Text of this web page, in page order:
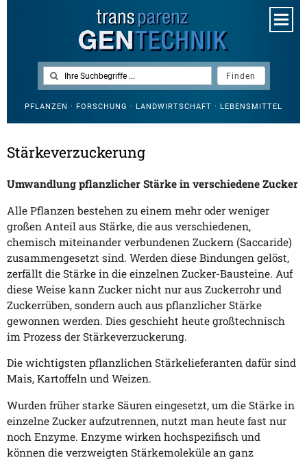
PFLANZEN · FORSCHUNG · LANDWIRTSCHAFT · LEBENSMITTEL
Stärkeverzuckerung
Umwandlung pflanzlicher Stärke in verschiedene Zucker
Alle Pflanzen bestehen zu einem mehr oder weniger
großen Anteil aus Stärke, die aus verschiedenen,
chemisch miteinander verbundenen Zuckern (Saccaride)
zusammengesetzt sind. Werden diese Bindungen gelöst,
zerfällt die Stärke in die einzelnen Zucker-Bausteine. Auf
diese Weise kann Zucker nicht nur aus Zuckerrohr und
Zuckerrüben, sondern auch aus pflanzlicher Stärke
gewonnen werden. Dies geschieht heute großtechnisch
im Prozess der Stärkeverzuckerung.
Die wichtigsten pflanzlichen Stärkelieferanten dafür sind
Mais, Kartoffeln und Weizen.
Wurden früher starke Säuren eingesetzt, um die Stärke in
einzelne Zucker aufzutrennen, nutzt man heute fast nur
noch Enzyme. Enzyme wirken hochspezifisch und
können die verzweigten Stärkemoleküle an ganz